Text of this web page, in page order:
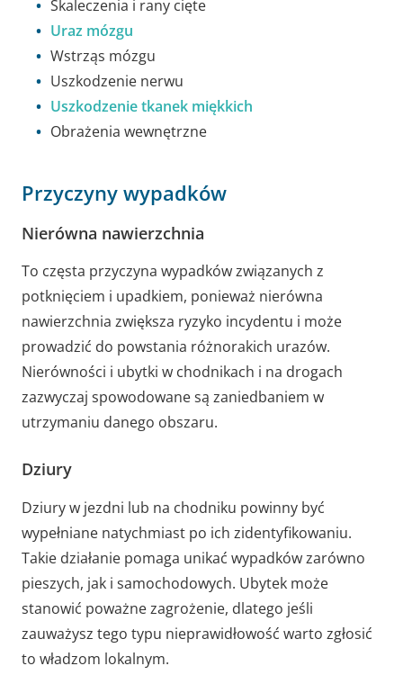
Skaleczenia i rany cięte
Uraz mózgu
Wstrząs mózgu
Uszkodzenie nerwu
Uszkodzenie tkanek miękkich
Obrażenia wewnętrzne
Przyczyny wypadków
Nierówna nawierzchnia
To częsta przyczyna wypadków związanych z
potknięciem i upadkiem, ponieważ nierówna
nawierzchnia zwiększa ryzyko incydentu i może
prowadzić do powstania różnorakich urazów.
Nierówności i ubytki w chodnikach i na drogach
zazwyczaj spowodowane są zaniedbaniem w
utrzymaniu danego obszaru.
Dziury
Dziury w jezdni lub na chodniku powinny być
wypełniane natychmiast po ich zidentyfikowaniu.
Takie działanie pomaga unikać wypadków zarówno
pieszych, jak i samochodowych. Ubytek może
stanowić poważne zagrożenie, dlatego jeśli
zauważysz tego typu nieprawidłowość warto zgłosić
to władzom lokalnym.